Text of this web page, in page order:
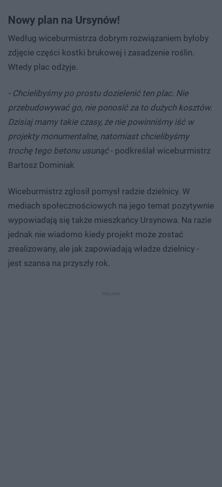
Nowy plan na Ursynów!
Według wiceburmistrza dobrym rozwiązaniem byłoby
zdjęcie części kostki brukowej i zasadzenie roślin.
Wtedy plac odżyje.
- Chcielibyśmy po prostu dozielenić ten plac. Nie
przebudowywać go, nie ponosić za to dużych kosztów.
Dzisiaj mamy takie czasy, że nie powinniśmy iść w
projekty monumentalne, natomiast chcielibyśmy
trochę tego betonu usunąć- podkreślał wiceburmistrz
Bartosz Dominiak
Wiceburmistrz zgłosił pomysł radzie dzielnicy. W
mediach społecznościowych na jego temat pozytywnie
wypowiadają się także mieszkańcy Ursynowa. Na razie
jednak nie wiadomo kiedy projekt może zostać
zrealizowany, ale jak zapowiadają władze dzielnicy -
jest szansa na przyszły rok.